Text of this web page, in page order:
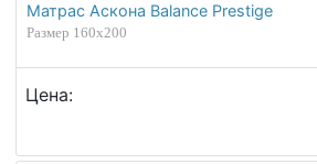
Матрас Аскона Balance Prestige
Размер 160х200
Цена: